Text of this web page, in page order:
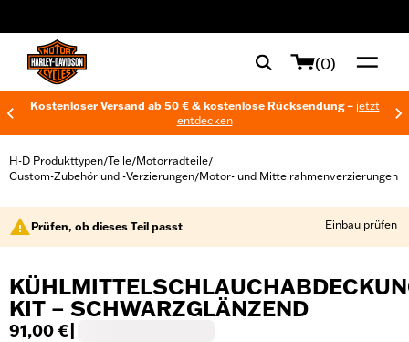
(0)
Kostenloser Versand ab 50 € & kostenlose Rücksendung – jetzt
entdecken
H-D Produkttypen/Teile/Motorradteile/
Custom-Zubehör und -Verzierungen/Motor- und Mittelrahmenverzierungen
Prüfen, ob dieses Teil passt Einbau prüfen
KIT – SCHWARZGLÄNZEND
91,00 €